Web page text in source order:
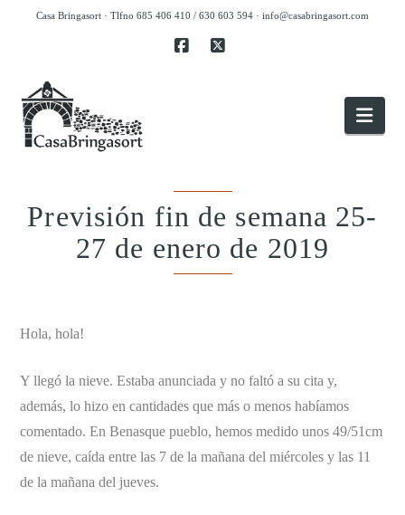
Casa Bringasort · Tlfno 685 406 410 / 630 603 594 · info@casabringasort.com
Previsión fin de semana 25-
27 de enero de 2019
Hola, hola!
Y llegó la nieve. Estaba anunciada y no faltó a su cita y,
además, lo hizo en cantidades que más o menos habíamos
comentado. En Benasque pueblo, hemos medido unos 49/51cm
de nieve, caída entre las 7 de la mañana del miércoles y las 11
de la mañana del jueves.